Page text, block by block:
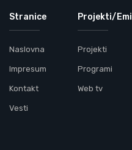
Stranice
Naslovna
Impresum
Kontakt
Vesti
Projekti/
Projekti
Programi
Web tv